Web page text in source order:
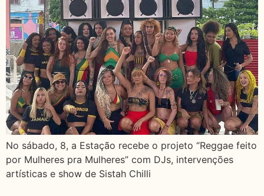
No sábado, 8, a Estação recebe o projeto “Reggae feito
por Mulheres pra Mulheres” com DJs, intervenções
artísticas e show de Sistah Chilli